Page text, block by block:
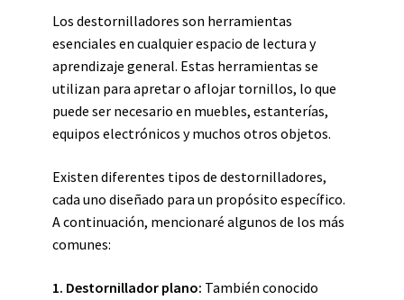
Los destornilladores son herramientas
esenciales en cualquier espacio de lectura y
aprendizaje general. Estas herramientas se
utilizan para apretar o aflojar tornillos, lo que
puede ser necesario en muebles, estanterías,
equipos electrónicos y muchos otros objetos.
Existen diferentes tipos de destornilladores,
cada uno diseñado para un propósito específico.
A continuación, mencionaré algunos de los más
comunes:
1. Destornillador plano: También conocido